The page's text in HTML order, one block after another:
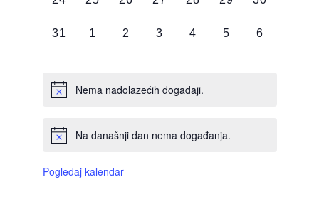
0
31
0
1
0
2
0
3
0
4
0
5
0
6
Nema nadolazećih događaji.
Na današnji dan nema događanja.
Pogledaj kalendar